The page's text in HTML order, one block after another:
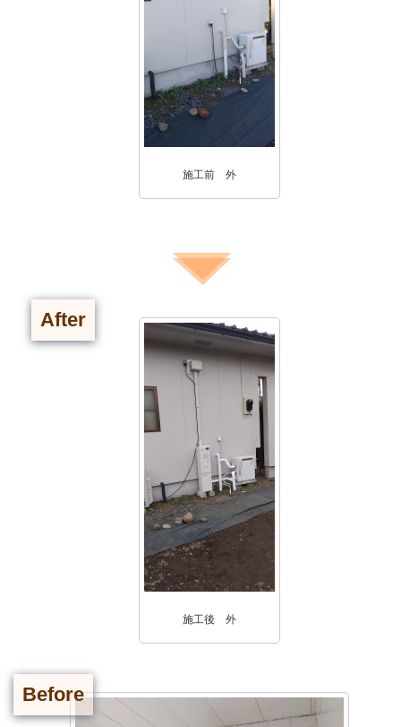
施工前 外
After
施工後 外
Before